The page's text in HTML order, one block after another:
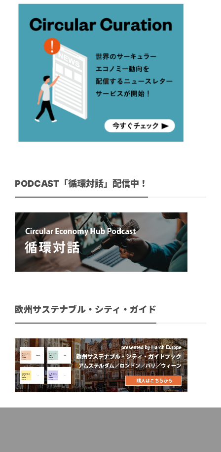
PODCAST「循環対話」配信中！
欧州サステナブル・シティ・ガイド